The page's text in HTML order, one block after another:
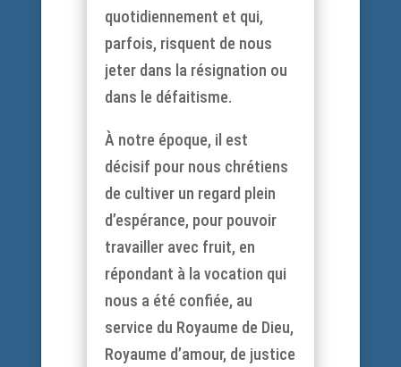
quotidiennement et qui,
parfois, risquent de nous
jeter dans la résignation ou
dans le défaitisme.
À notre époque, il est
décisif pour nous chrétiens
de cultiver un regard plein
d’espérance, pour pouvoir
travailler avec fruit, en
répondant à la vocation qui
nous a été confiée, au
service du Royaume de Dieu,
Royaume d’amour, de justice